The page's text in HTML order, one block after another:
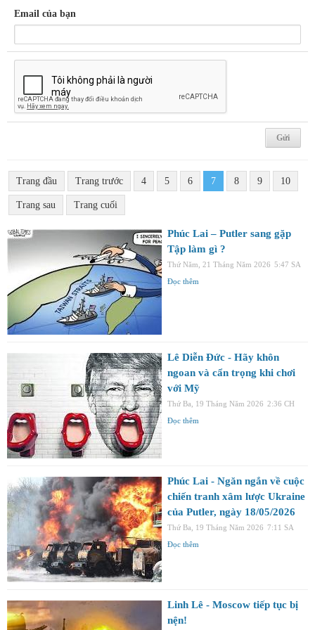
Email của bạn
Trang đầu Trang trước 4 5 6 7 8 9 10
Trang sau Trang cuối
Phúc Lai – Putler sang gặp
Tập làm gì ?
Thứ Năm, 21 Tháng Năm 2026 5:47 SA
Đọc thêm
Lê Diễn Đức - Hãy khôn
ngoan và cẩn trọng khi chơi
với Mỹ
Thứ Ba, 19 Tháng Năm 2026 2:36 CH
Đọc thêm
Phúc Lai - Ngăn ngắn về cuộc
chiến tranh xâm lược Ukraine
của Putler, ngày 18/05/2026
Thứ Ba, 19 Tháng Năm 2026 7:11 SA
Đọc thêm
Linh Lê - Moscow tiếp tục bị
nện!